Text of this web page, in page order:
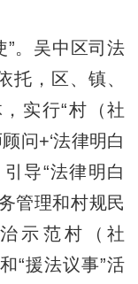
。吴中区司法
托，区、镇、
实行“村（社
问+‘法律明白
导“法律明白
管理和村规民
示范村（社
“援法议事”活